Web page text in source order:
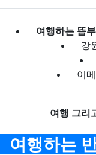
여행하는 뜸
강
이
여행 그리
여행하는